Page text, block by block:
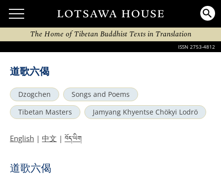
The Home of Tibetan Buddhist Texts in Translation
ISSN 2753-4812
道歌六偈
Dzogchen
Songs and Poems
Tibetan Masters
Jamyang Khyentse Chökyi Lodrö
English | 中文 | བོད་ཡིག
道歌六偈